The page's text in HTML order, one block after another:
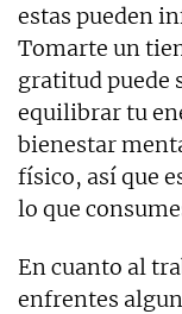
estas pueden
Tomarte un
gratitud puede
equilibrar tu
bienestar
físico, así que
lo que
En cuanto al
enfrentes